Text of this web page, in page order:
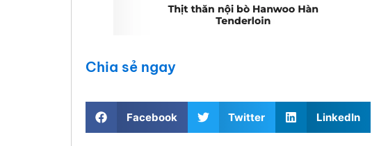
Chia sẻ ngay
Facebook Twitter LinkedIn